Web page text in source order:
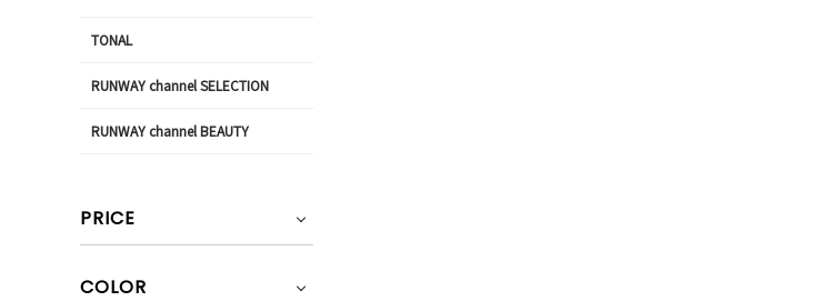
TONAL
RUNWAY channel SELECTION
RUNWAY channel BEAUTY
PRICE
COLOR